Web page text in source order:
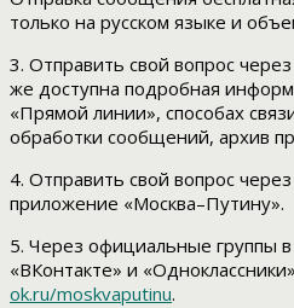
только на русском языке и
3. Отправить свой вопрос через
же доступна подробная
«Прямой линии», способах
обработки сообщений, архив
4. Отправить свой вопрос
приложение «Москва–Путину».
5. Через официальные группы
«ВКонтакте» и
ok.ru/moskvaputinu.